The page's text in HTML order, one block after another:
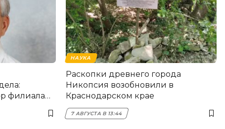
филиала
НАУКА
Раскопки древнего города
Никопсия возобновили в
Краснодарском крае
7 АВГУСТА В 13:44